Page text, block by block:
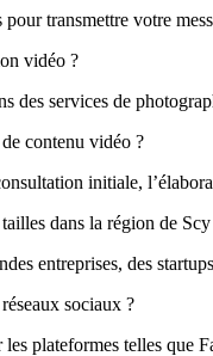
transmettre votre
vidéo ?
des services de
contenu vidéo ?
initiale,
dans la région de
entreprises, des
sociaux ?
plateformes telles que